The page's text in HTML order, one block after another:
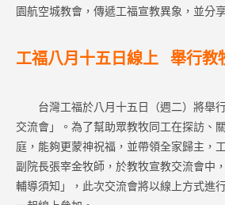
園航空城教會，傳遞工福宣教異象，並分
工福八月十五日線上 舉行教
台灣工福於八月十五日（週二）將舉
交流會」。為了幫助眾教牧同工在探訪、
庭，能夠更蒙神祝福，並帶領全家歸主，
副院長張宰金牧師，於教牧宣教交流會中
輔導須知」，此次交流會將以線上方式進